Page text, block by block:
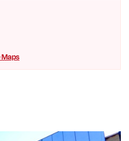
Maps
łódzkie instytucje kultury –